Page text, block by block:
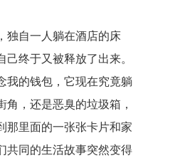
独自一人躺在酒店的床
终于又被释放了出来。
我的钱包，它现在究竟躺
，还是恶臭的垃圾箱，
那里面的一张张卡片和家
共同的生活故事突然变得